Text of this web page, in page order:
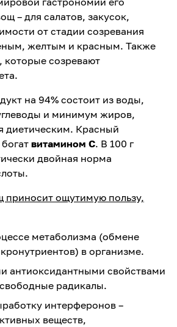
– для салатов, закусок,
от стадии созревания
желтым и красным. Также
которые созревают
на 94% состоит из воды,
и минимум жиров,
диетическим. Красный
витамином С. В 100 г
двойная норма
приносит ощутимую пользу,
метаболизма (обмене
в организме.
антиоксидантными свойствами
радикалы.
интерферонов –
веществ,